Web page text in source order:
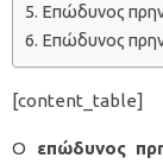
Επώδυνος
Επώδυνος
[content_table]
Ο επώδυνος